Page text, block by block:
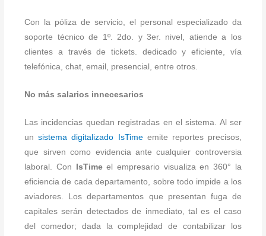
Con la póliza de servicio, el personal especializado da
soporte técnico de 1º. 2do. y 3er. nivel, atiende a los
clientes a través de tickets. dedicado y eficiente, vía
telefónica, chat, email, presencial, entre otros.
No más salarios innecesarios
Las incidencias quedan registradas en el sistema. Al ser
unsistema digitalizado IsTime emite reportes precisos,
que sirven como evidencia ante cualquier controversia
laboral. Con
IsTimeel empresario visualiza en 360° la
eficiencia de cada departamento, sobre todo impide a los
aviadores. Los departamentos que presentan fuga de
capitales serán detectados de inmediato, tal es el caso
del comedor; dada la complejidad de contabilizar los